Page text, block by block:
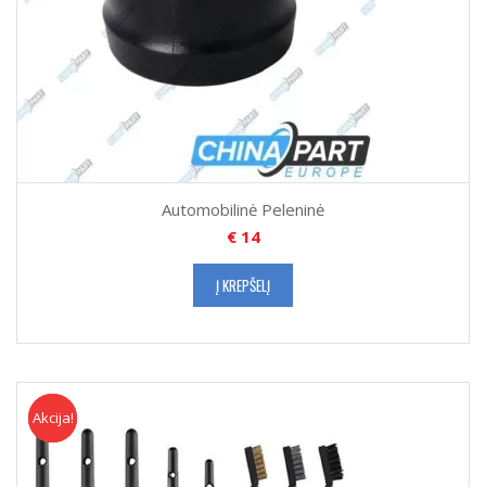
Automobilinė Peleninė
€14
Į KREPŠELĮ
Akcija
Akcija!